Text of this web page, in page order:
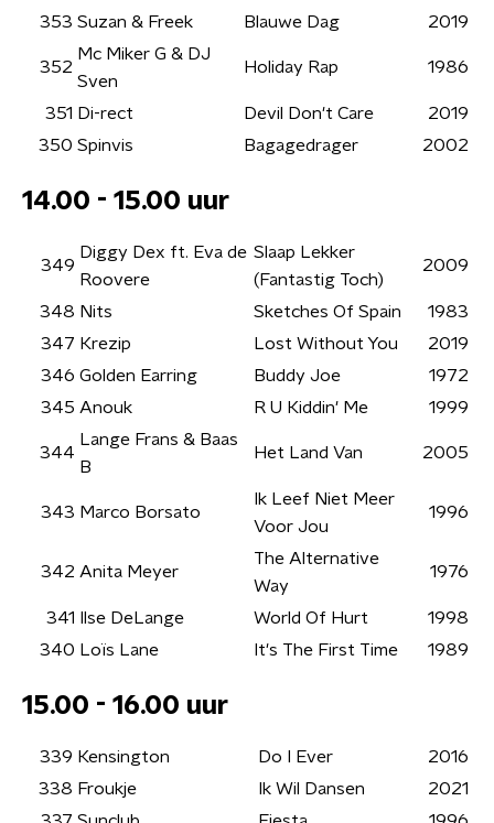
353 Suzan & Freek Blauwe Dag 2019
352
Mc Miker G & DJ
Sven
Holiday Rap 1986
351 Di-rect Devil Don't Care
2019
350 Spinvis Bagagedrager 2002
14.00 - 15.00 uur
349
Diggy Dex ft. Eva de
Roovere
Slaap Lekker
(Fantastig Toch)
2009
348 Nits Sketches Of Spain
1983
347 Krezip Lost Without You
2019
346 Golden Earring Buddy Joe
1972
345 Anouk R U Kiddin' Me 1999
344
Lange Frans & Baas
B
Het Land Van 2005
343 Marco Borsato
Ik Leef Niet Meer
Voor Jou
1996
342 Anita Meyer
The Alternative
Way
1976
341 Ilse DeLange World Of Hurt
1998
340 Loïs Lane It's The First Time 1989
15.00 - 16.00 uur
339 Kensington Do I Ever
2016
338 Froukje Ik Wil Dansen
2021